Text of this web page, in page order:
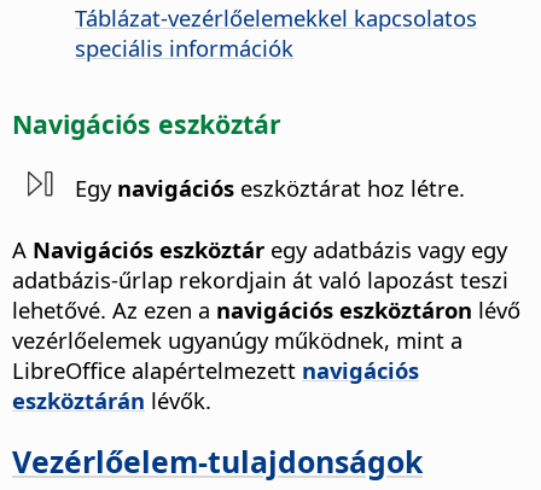
Táblázat-vezérlőelemekkel kapcsolatos
speciális információk
Navigációs eszköztár
Egy navigációs eszköztárat hoz létre.
A Navigációs eszköztár egy adatbázis vagy egy
adatbázis-űrlap rekordjain át való lapozást teszi
lehetővé. Az ezen a navigációs eszköztáron lévő
vezérlőelemek ugyanúgy működnek, mint a
LibreOffice alapértelmezett navigációs
eszköztárán lévők.
Vezérlőelem-tulajdonságok